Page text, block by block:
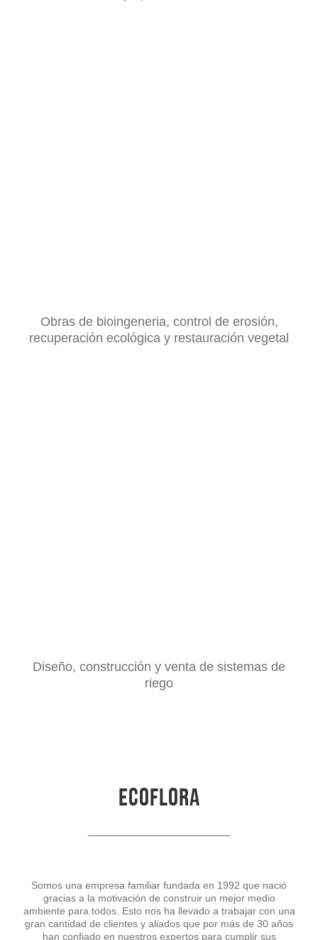
Obras de bioingeneria, control de erosión,
recuperación ecológica y restauración vegetal
Diseño, construcción y venta de sistemas de
riego
ECOFLORA
Somos una empresa familiar fundada en 1992 que nació
gracias a la motivación de construir un mejor medio
ambiente para todos. Esto nos ha llevado a trabajar con una
gran cantidad de clientes y aliados que por más de 30 años
han confiado en nuestros expertos para cumplir sus